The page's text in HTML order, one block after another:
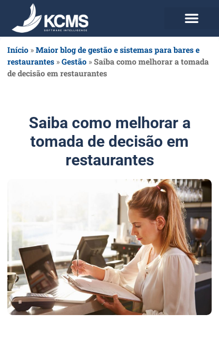
Início »Maior blog de gestão e sistemas para bares e
restaurantes »Gestão »Saiba como melhorar a tomada
de decisão em restaurantes
Saiba como melhorar a
tomada de decisão em
restaurantes